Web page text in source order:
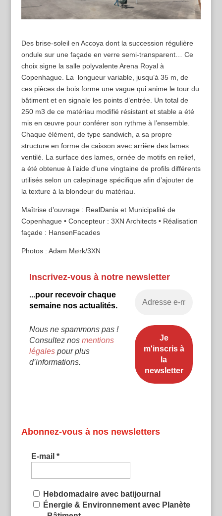
Des brise-soleil en Accoya dont la succession régulière
ondule sur une façade en verre semi-transparent… Ce
choix signe la salle polyvalente Arena Royal à
Copenhague. La longueur variable, jusqu’à 35 m, de
cespièces de bois forme une vague qui anime le tour du
bâtiment et en signale les points d’entrée. Un total de
250 m3 de ce matériau modifié résistant et stable a été
mis en œuvre pour conférer son rythme à l’ensemble.
Chaque élément, de type sandwich, a sa propre
structure en forme de caisson avec arrière des lames
ventilé. La surface des lames, ornée de motifs en relief,
a été obtenue à l’aide d’une vingtaine de profils différents
utilisés selon un calepinage spécifique afin d’ajouter de
la texture à la blondeur du matériau.
Maîtrise d’ouvrage : RealDania et Municipalité de
Copenhague • Concepteur : 3XN Architects • Réalisation
façade : HansenFacades
Photos : Adam Mørk/3XN
Inscrivez-vous à notre newsletter
...pour recevoir chaque
semaine nos actualités.
Nous ne spammons pas !
Consultez nos mentions
légalespour plus
d’informations.
Abonnez-vous à nos newsletters
E-mail *
Hebdomadaire avec batijournal
Énergie & Environnement avec Planète